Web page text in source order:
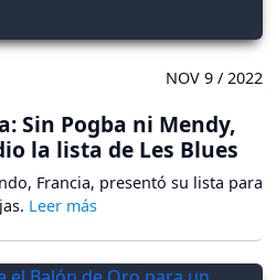
NOV 9 / 2022
Sin Pogba ni Mendy,
la lista de Les Blues
Francia, presentó su lista para